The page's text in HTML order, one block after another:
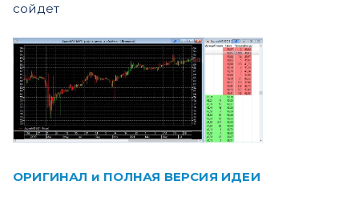
сойдет
ОРИГИНАЛ и ПОЛНАЯ ВЕРСИЯ ИДЕИ